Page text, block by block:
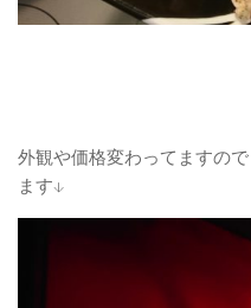
外観や価格変わってますの
ます↓